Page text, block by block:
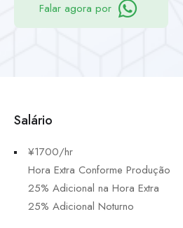
Falar agora por
Salário
¥1700/hr
Hora Extra Conforme Produção
25% Adicional na Hora Extra
25% Adicional Noturno